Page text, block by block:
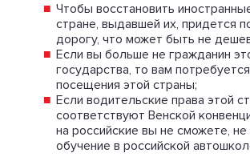
Чтобы восстановить
стране, выдавшей их, придется
дорогу, что может быть не
Если вы больше не гражданин
государства, то вам
посещения этой страны;
Если водительские права этой
соответствуют Венской
на российские вы не сможете,
обучение в российской